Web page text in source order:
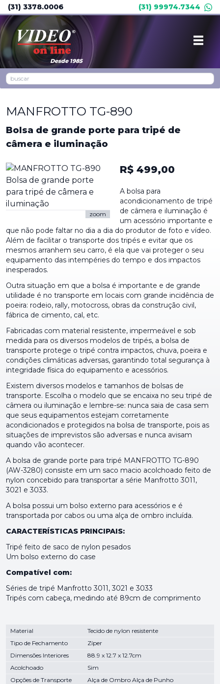
(31) 3378.0006 (31) 99974.7344
Desde 1985
MANFROTTO TG-890
Bolsa de grande porte para tripé de
câmera e iluminação
zoom
R$ 499,00
A bolsa para
acondicionamento de tripé
de câmera e iluminação é
um acessório importante e
que não pode faltar no dia a dia do produtor de foto e vídeo.
Além de facilitar o transporte dos tripés e evitar que os
mesmos arranhem seu carro, é ela que vai proteger o seu
equipamento das intempéries do tempo e dos impactos
inesperados.
Outra situação em que a bolsa é importante e de grande
utilidade é no transporte em locais com grande incidência de
poeira: rodeio, rally, motocross, obras da construção civil,
fábrica de cimento, cal, etc.
Fabricadas com material resistente, impermeável e sob
medida para os diversos modelos de tripés, a bolsa de
transporte protege o tripé contra impactos, chuva, poeira e
condições climáticas adversas, garantindo total segurança à
integridade física do equipamento e acessórios.
Existem diversos modelos e tamanhos de bolsas de
transporte. Escolha o modelo que se encaixa no seu tripé de
câmera ou iluminação e lembre-se: nunca saia de casa sem
que seus equipamentos estejam corretamente
acondicionados e protegidos na bolsa de transporte, pois as
situações de imprevistos são adversas e nunca avisam
quando vão acontecer.
A bolsa de grande porte para tripé MANFROTTO TG-890
(AW-3280) consiste em um saco macio acolchoado feito de
nylon concebido para transportar a série Manfrotto 3011,
3021 e 3033.
A bolsa possui um bolso externo para acessórios e é
transportada por cabos ou uma alça de ombro incluída.
CARACTERÍSTICAS PRINCIPAIS:
Tripé feito de saco de nylon pesados
Um bolso externo do case
Compatível com:
Séries de tripé Manfrotto 3011, 3021 e 3033
Tripés com cabeça, medindo até 89cm de comprimento
Material
Tecido de nylon resistente
Tipo de Fechamento
Zíper
Dimensões Interiores
88.9 x 12.7 x 12.7cm
Acolchoado
Sim
Opções de Transporte
Alça de Ombro Alça de Punho